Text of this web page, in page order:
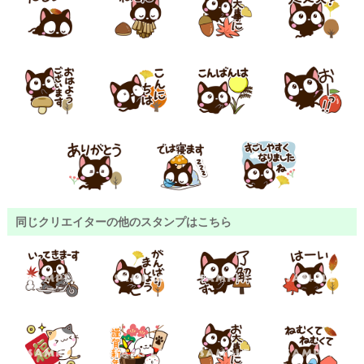
同じクリエイターの他のスタンプはこちら